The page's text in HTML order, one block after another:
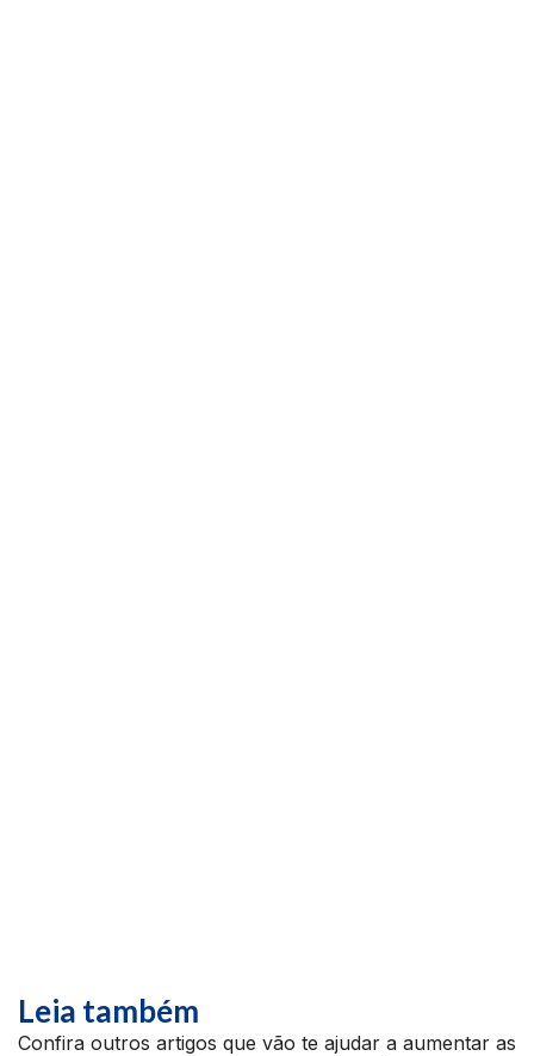
Leia também
Confira outros artigos que vão te ajudar a aumentar as